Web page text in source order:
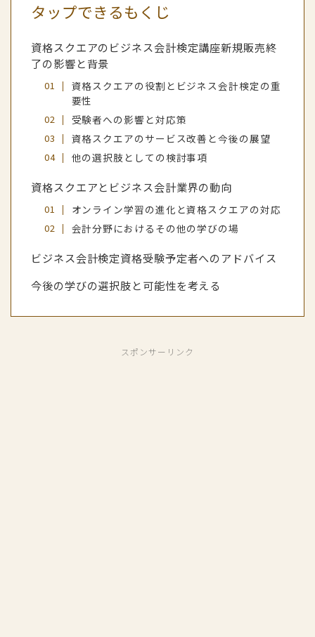
タップできるもくじ
資格スクエアのビジネス会計検定講座新規販売終
了の影響と背景
資格スクエアの役割とビジネス会計検定の重
要性
受験者への影響と対応策
資格スクエアのサービス改善と今後の展望
他の選択肢としての検討事項
資格スクエアとビジネス会計業界の動向
オンライン学習の進化と資格スクエアの対応
会計分野におけるその他の学びの場
ビジネス会計検定資格受験予定者へのアドバイス
今後の学びの選択肢と可能性を考える
スポンサーリンク